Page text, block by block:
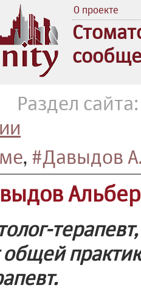
О проекте
, #Давыдов
терапевт,
общей